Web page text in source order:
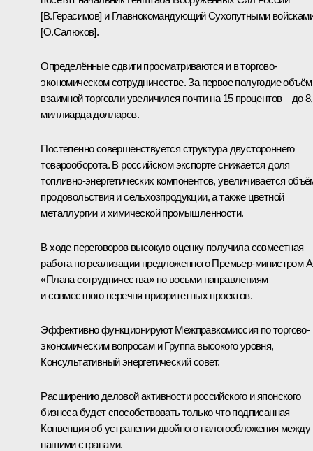
[В.Герасимов] и Главнокомандующий Сухопутными
[О.Салюков].
Определённые сдвиги просматриваются и в торгово-
экономическом сотрудничестве. За первое полугодие объём
взаимной торговли увеличился почти на 15 процентов – до
миллиарда долларов.
Постепенно совершенствуется структура двустороннего
товарооборота. В российском экспорте снижается доля
топливно-энергетических компонентов, увеличивается
продовольствия и сельхозпродукции, а также цветной
металлургии и химической промышленности.
В ходе переговоров высокую оценку получила совместная
работа по реализации предложенного Премьер-министром
«Плана сотрудничества» по восьми направлениям
и совместного перечня приоритетных проектов.
Эффективно функционируют Межправкомиссия по торгово-
экономическим вопросам и Группа высокого уровня,
Консультативный энергетический совет.
Расширению деловой активности российского и японского
бизнеса будет способствовать только что подписанная
Конвенция об устранении двойного налогообложения между
нашими странами.